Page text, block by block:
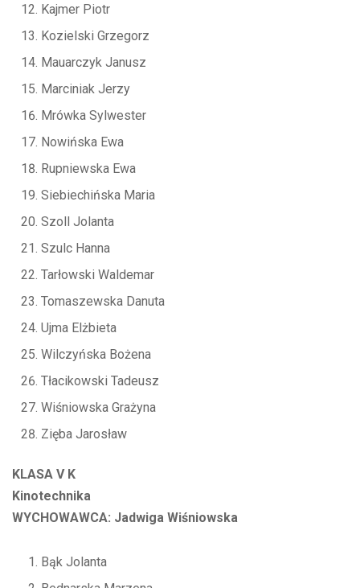
Kajmer Piotr
Kozielski Grzegorz
Mauarczyk Janusz
Marciniak Jerzy
Mrówka Sylwester
Nowińska Ewa
Rupniewska Ewa
Siebiechińska Maria
Szoll Jolanta
Szulc Hanna
Tarłowski Waldemar
Tomaszewska Danuta
Ujma Elżbieta
Wilczyńska Bożena
Tłacikowski Tadeusz
Wiśniowska Grażyna
Zięba Jarosław
KLASA V K
Kinotechnika
WYCHOWAWCA: Jadwiga Wiśniowska
Bąk Jolanta